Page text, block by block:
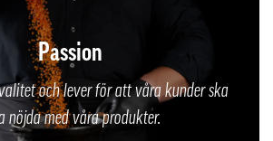
Passion
och lever för att våra kunder ska
nöjda med våra produkter.